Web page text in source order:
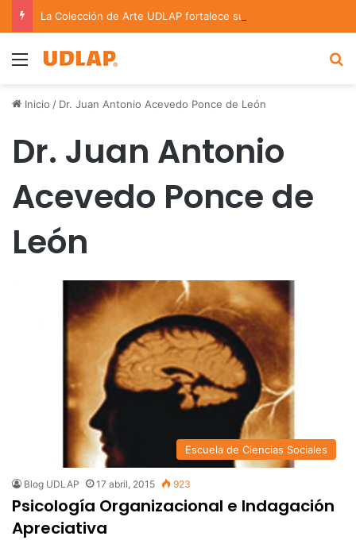
Menu
Inicio / Dr. Juan Antonio Acevedo Ponce de León
Dr. Juan Antonio
Acevedo Ponce de
León
Escuela de Ciencias Sociales
Blog UDLAP 17 abril, 2015 923
Psicología Organizacional e Indagación
Apreciativa